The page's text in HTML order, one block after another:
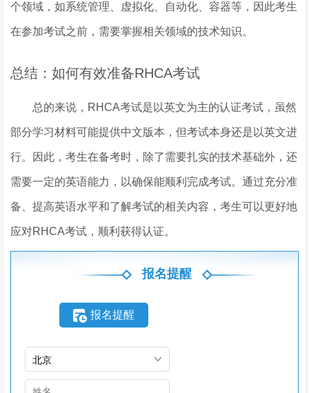
个领域，如系统管理、虚拟化、自动化、容器等，因此考生
在参加考试之前，需要掌握相关领域的技术知识。
总结：如何有效准备RHCA考试
总的来说，RHCA考试是以英文为主的认证考试，虽然
部分学习材料可能提供中文版本，但考试本身还是以英文进
行。因此，考生在备考时，除了需要扎实的技术基础外，还
需要一定的英语能力，以确保能顺利完成考试。通过充分准
备、提高英语水平和了解考试的相关内容，考生可以更好地
应对RHCA考试，顺利获得认证。
报名提醒
报名提醒